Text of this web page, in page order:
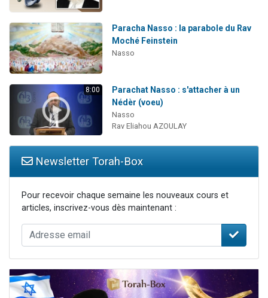
Paracha Nasso : la parabole du Rav
Moché Feinstein
Nasso
8:00
Parachat Nasso : s'attacher à un
Nédèr (voeu)
Nasso
Rav Eliahou AZOULAY
Newsletter Torah-Box
Pour recevoir chaque semaine les nouveaux cours et
articles, inscrivez-vous dès maintenant :